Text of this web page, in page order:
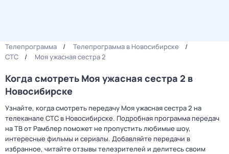
Телепрограмма
Телепрограмма в Новосибирске
СТС
Моя ужасная сестра 2
Когда смотреть Моя ужасная сестра 2 в
Новосибирске
Узнайте, когда смотреть передачу Моя ужасная сестра 2 на
телеканале СТС в Новосибирске. Подробная программа передач
на ТВ от Рамблер поможет не пропустить любимые шоу,
интересные фильмы и сериалы. Добавляйте передачи в
избранное, читайте отзывы телезрителей и делитесь своим